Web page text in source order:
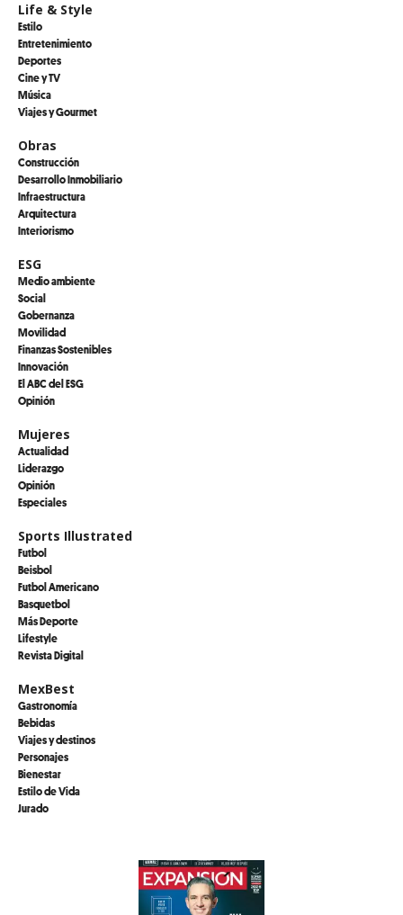
Life & Style
Estilo
Entretenimiento
Deportes
Cine y TV
Música
Viajes y Gourmet
Obras
Construcción
Desarrollo Inmobiliario
Infraestructura
Arquitectura
Interiorismo
ESG
Medio ambiente
Social
Gobernanza
Movilidad
Finanzas Sostenibles
Innovación
El ABC del ESG
Opinión
Mujeres
Actualidad
Liderazgo
Opinión
Especiales
Sports Illustrated
Futbol
Beisbol
Futbol Americano
Basquetbol
Más Deporte
Lifestyle
Revista Digital
MexBest
Gastronomía
Bebidas
Viajes y destinos
Personajes
Bienestar
Estilo de Vida
Jurado